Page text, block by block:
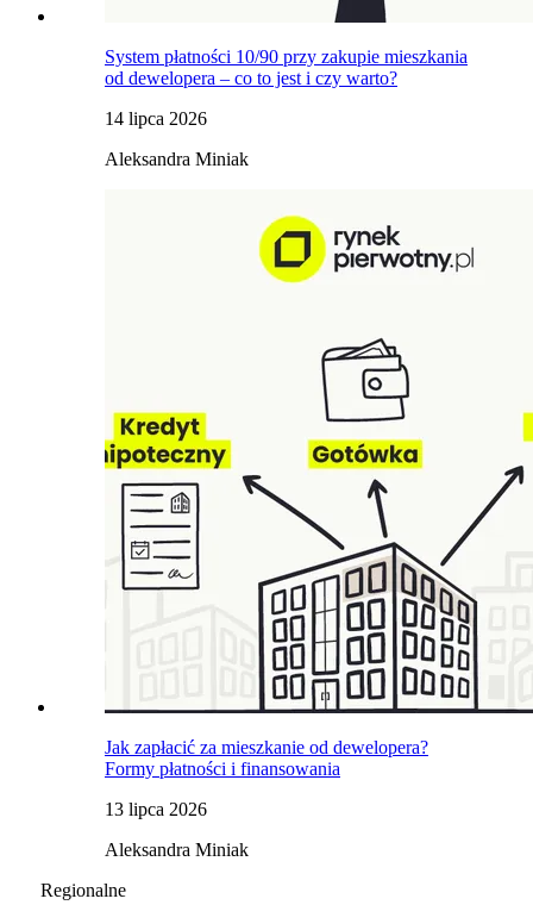
System płatności 10/90 przy zakupie mieszkania
od dewelopera – co to jest i czy warto?
14 lipca 2026
Aleksandra Miniak
Jak zapłacić za mieszkanie od dewelopera?
Formy płatności i finansowania
13 lipca 2026
Aleksandra Miniak
Regionalne